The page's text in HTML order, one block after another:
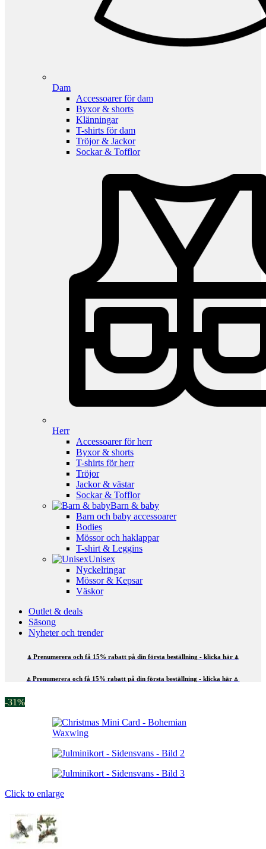
Dam
Accessoarer för dam
Byxor & shorts
Klänningar
T-shirts för dam
Tröjor & Jackor
Sockar & Tofflor
Herr
Accessoarer för herr
Byxor & shorts
T-shirts för herr
Tröjor
Jackor & västar
Sockar & Tofflor
Barn & baby
Barn och baby accessoarer
Bodies
Mössor och haklappar
T-shirt & Leggins
Unisex
Nyckelringar
Mössor & Kepsar
Väskor
Outlet & deals
Säsong
Nyheter och trender
⍋ Prenumerera och få 15% rabatt på din första beställning - klicka här ⍋
⍋ Prenumerera och få 15% rabatt på din första beställning - klicka här ⍋
-31%
Click to enlarge